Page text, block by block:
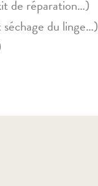
de réparation…)
du linge…)